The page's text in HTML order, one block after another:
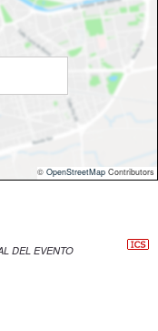
© OpenStreetMap Contributors
DEL EVENTO